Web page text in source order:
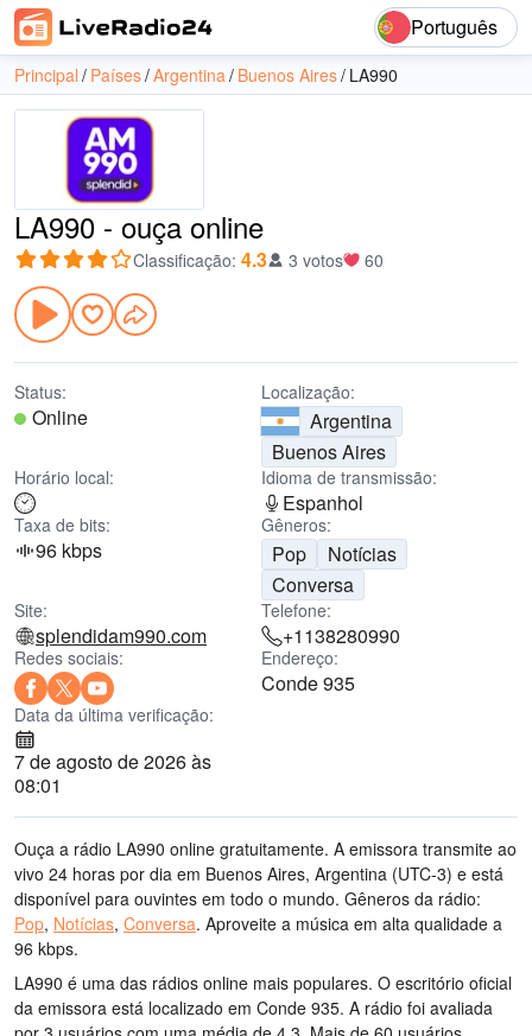
Português
Principal Países Argentina Buenos Aires LA990
LA990 - ouça online
Classificação: 4.3 3 votos 60
Status:
Online
Localização:
Argentina
Buenos Aires
Horário local: Idioma de transmissão:
Espanhol
Taxa de bits:
96 kbps
Gêneros:
Pop
Notícias
Conversa
Site:
splendidam990.com
Telefone:
+1138280990
Redes sociais: Endereço:
Conde 935
Data da última verificação:
7 de agosto de 2026 às
08:01
Ouça a rádio LA990 online gratuitamente. A emissora transmite ao
vivo 24 horas por dia em Buenos Aires, Argentina (UTC-3) e está
disponível para ouvintes em todo o mundo. Gêneros da rádio:
Pop, Notícias, Conversa. Aproveite a música em alta qualidade a
96 kbps.
LA990 é uma das rádios online mais populares. O escritório oficial
da emissora está localizado em Conde 935. A rádio foi avaliada